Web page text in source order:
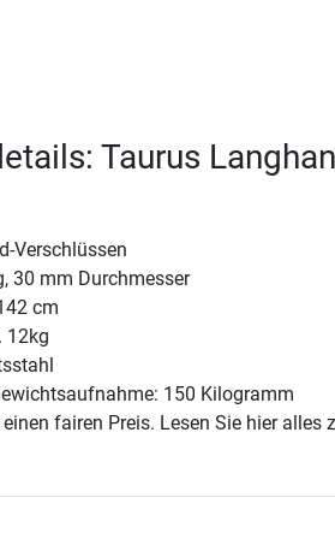
Taurus
Verschlüssen
30 mm Durchmesser
cm
12kg
150 Kilogramm
fairen Preis. Lesen Sie hier alles